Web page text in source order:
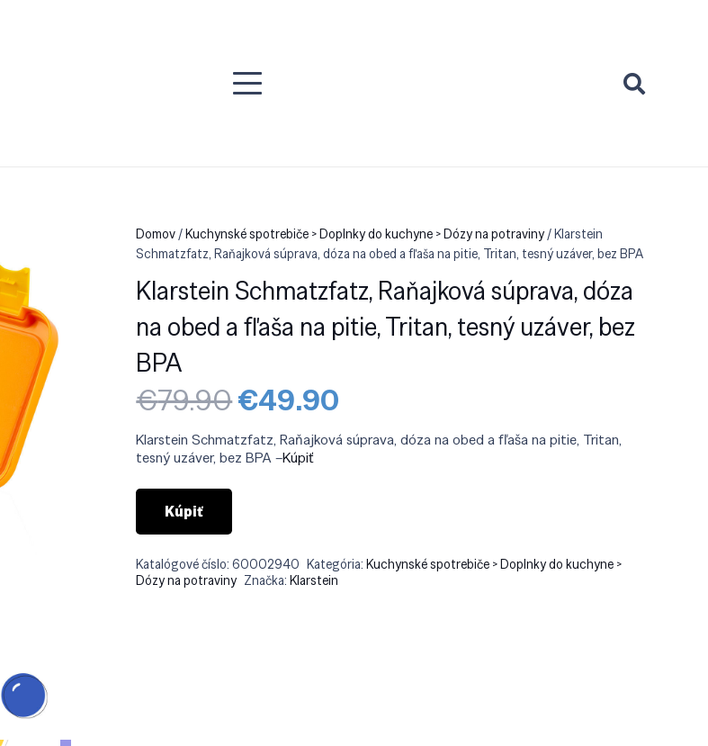
Domov/Kuchynské spotrebiče > Doplnky do kuchyne > Dózy na potraviny/ Klarstein
Schmatzfatz, Raňajková súprava, dóza na obed a fľaša na pitie, Tritan, tesný uzáver, bez BPA
Klarstein Schmatzfatz, Raňajková súprava, dóza
na obed a fľaša na pitie, Tritan, tesný uzáver, bez
BPA
€79.90Pôvodná
cena
bola:
€79.90.
€49.90
je:
€49.90.
Klarstein Schmatzfatz, Raňajková súprava, dóza na obed a fľaša na pitie, Tritan,
tesný uzáver, bez BPA –Kúpiť
Kúpiť
Katalógové číslo:60002940 Kategória:Kuchynské spotrebiče > Doplnky do kuchyne >
Dózy na potraviny Značka:Klarstein